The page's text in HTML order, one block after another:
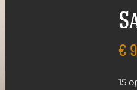
€
15